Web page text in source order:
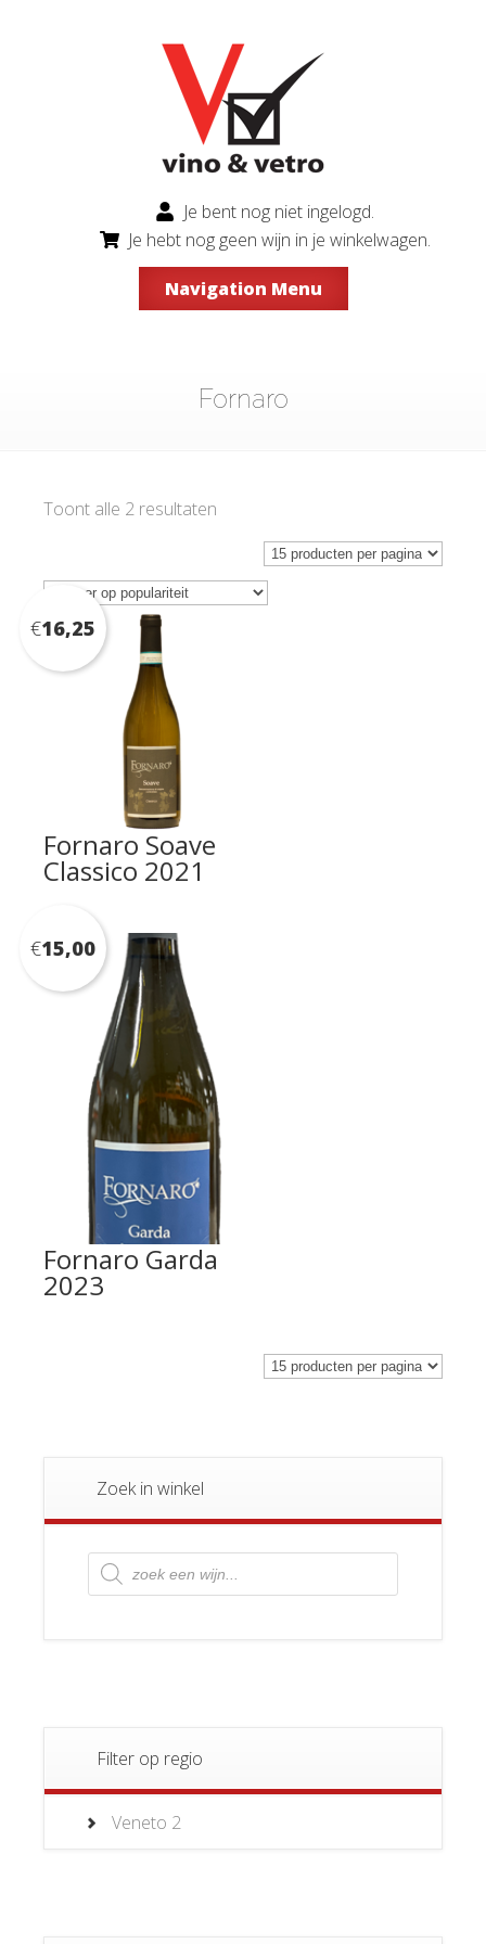
Je bent nog niet ingelogd.
Je hebt nog geen wijn in je winkelwagen.
Navigation Menu
Fornaro
Toont alle 2 resultaten
populariteit
Fornaro Soave
Classico 2021
€16,25
Fornaro Garda
2023
€15,00
Zoek in winkel
Producten
zoeken
Filter op regio
Veneto 2